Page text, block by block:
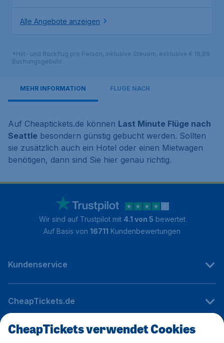
Alle Angebote anzeigen
*Hin- und Rückflug pro Person, inklusive Steuern, exklusive € 19,99
Buchungsgebühr.
MEHR INFORMATION FLÜGE NACH
Auf Cheaptickets.de können Last Minute Flüge nach
Seattle besondern günstig gebucht werden. Sollten
sie zusätzlich auch ein Hotel oder einen Mietwagen
benötigen, dann sind Sie hier genau richtig.
Wir sind auf Trustpilot mit 4.1 von 5 bewertet
Auf Basis von 16711 Kundenbewertungen
Kundenservice
CheapTickets.de
Internationale Webseiten
CheapTickets verwendet Cookies